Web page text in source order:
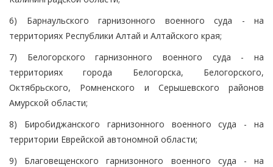
6) Барнаульского гарнизонного военного суда - на
территориях Республики Алтай и Алтайского края;
7) Белогорского гарнизонного военного суда - на
территориях города Белогорска, Белогорского,
Октябрьского, Ромненского и Серышевского районов
Амурской области;
8) Биробиджанского гарнизонного военного суда - на
территории Еврейской автономной области;
9) Благовещенского гарнизонного военного суда - на